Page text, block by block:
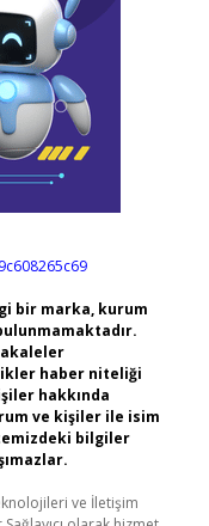
bir marka, kurum
haber niteliği
hakkında
ve kişiler ile isim
bilgiler
ve İletişim